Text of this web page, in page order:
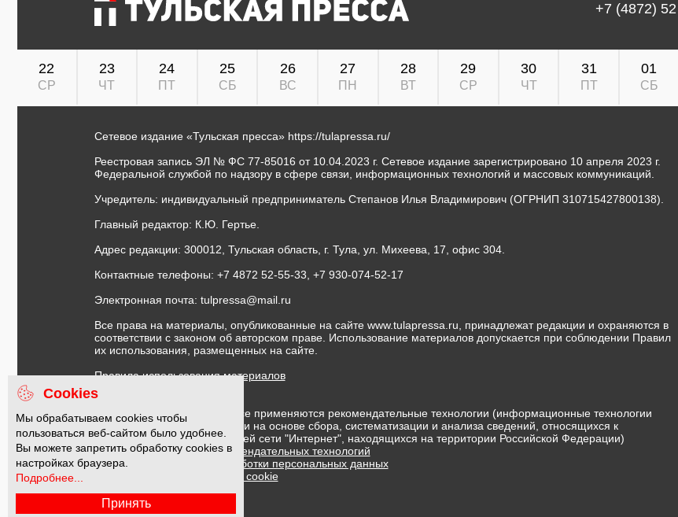
+7 (4872)
22
СР
23
ЧТ
24
ПТ
25
СБ
26
ВС
27
ПН
28
ВТ
29
СР
30
ЧТ
31
ПТ
01
СБ
Сетевое издание «Тульская пресса» https://tulapressa.ru/
Реестровая запись ЭЛ № ФС 77-85016 от 10.04.2023 г. Сетевое издание зарегистрировано 10 апреля 2023 г.
Федеральной службой по надзору в сфере связи, информационных технологий и массовых коммуникаций.
Учредитель: индивидуальный предприниматель Степанов Илья Владимирович (ОГРНИП 310715427800138).
Главный редактор: К.Ю. Гертье.
Адрес редакции: 300012, Тульская область, г. Тула, ул. Михеева, 17, офис 304.
Контактные телефоны: +7 4872 52-55-33, +7 930-074-52-17
Электронная почта: tulpressa@mail.ru
Все права на материалы, опубликованные на сайте www.tulapressa.ru, принадлежат редакции и охраняются в
соответствии с законом об авторском праве. Использование материалов допускается при соблюдении Правил
их использования, размещенных на сайте.
Правила использования материалов
Договор публичной оферты
На информационном ресурсе применяются рекомендательные технологии (информационные технологии
предоставления информации на основе сбора, систематизации и анализа сведений, относящихся к
предпочтениям пользователей сети "Интернет", находящихся на территории Российской Федерации)
Правила применения рекомендательных технологий
Политика в отношении обработки персональных данных
Политика обработки файлов cookie
Cookies
Мы обрабатываем cookies чтобы
пользоваться веб-сайтом было удобнее.
Вы можете запретить обработку cookies в
настройках браузера.
Подробнее...
Принять